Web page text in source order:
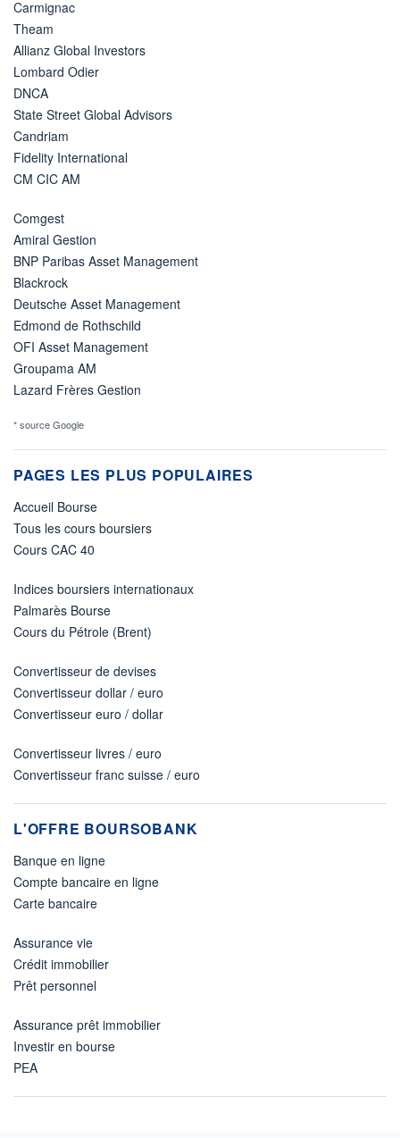
Carmignac
Theam
Allianz Global Investors
Lombard Odier
DNCA
State Street Global Advisors
Candriam
Fidelity International
CM CIC AM
Comgest
Amiral Gestion
BNP Paribas Asset Management
Blackrock
Deutsche Asset Management
Edmond de Rothschild
OFI Asset Management
Groupama AM
Lazard Frères Gestion
* source Google
PAGES LES PLUS POPULAIRES
Accueil Bourse
Tous les cours boursiers
Cours CAC 40
Indices boursiers internationaux
Palmarès Bourse
Cours du Pétrole (Brent)
Convertisseur de devises
Convertisseur dollar / euro
Convertisseur euro / dollar
Convertisseur livres / euro
Convertisseur franc suisse / euro
L'OFFRE BOURSOBANK
Banque en ligne
Compte bancaire en ligne
Carte bancaire
Assurance vie
Crédit immobilier
Prêt personnel
Assurance prêt immobilier
Investir en bourse
PEA